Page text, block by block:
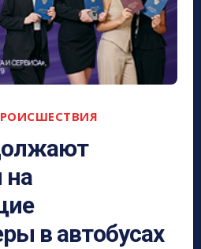
на
в автобусах